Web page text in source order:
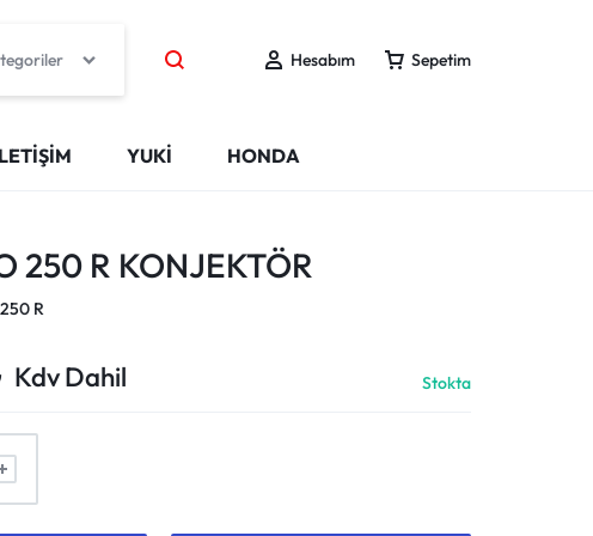
Hesabım Sepetim
YUKİ HONDA
250 R KONJEKTÖR
R
Kdv Dahil Stokta